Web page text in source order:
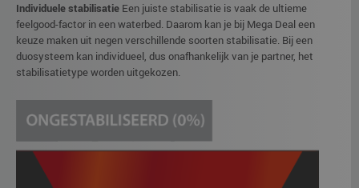
Individuele stabilisatie Een juiste stabilisatie is vaak de ultieme
feelgood-factor in een waterbed. Daarom kan je bij Mega Deal een
keuze maken uit negen verschillende soorten stabilisatie. Bij een
duosysteem kan individueel, dus onafhankelijk van je partner, het
stabilisatietype worden uitgekozen.